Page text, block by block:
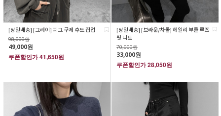
[당일배송] [그레이] 피그 구제 후드 집업
98,000원
49,000원
쿠폰할인가41,650원
[당일배송] [브라운/차콜] 헤일리 부클 루즈
핏 니트
70,000원
33,000원
쿠폰할인가28,050원